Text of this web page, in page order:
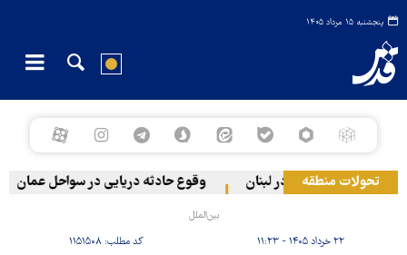
پنجشنبه ۱۵ مرداد ۱۴۰۵
تحولات منطقه
به دو منطقه در لبنان وقوع حادثه دریایی در سواحل عمان
بین‌الملل
۲۲ خرداد ۱۴۰۵ - ۱۱:۲۳ کد مطلب: ۱۱۵۱۵۰۸